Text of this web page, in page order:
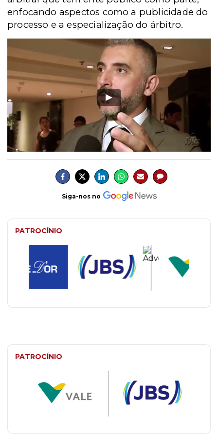
enfocando aspectos como a publicidade do
processo e a especialização do árbitro.
Siga-nos no
PATROCÍNIO
PATROCÍNIO